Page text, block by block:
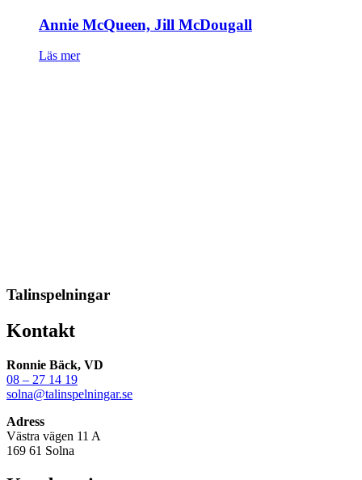
Annie McQueen, Jill McDougall
Läs mer
Talinspelningar
Kontakt
Ronnie Bäck, VD
08 – 27 14 19
solna@talinspelningar.se
Adress
Västra vägen 11 A
169 61 Solna